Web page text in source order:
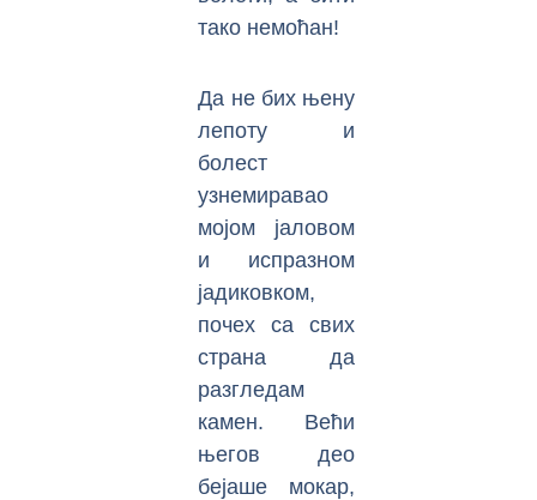
тако немоћан!
Да не бих њену
лепоту и
болест
узнемиравао
мојом јаловом
и испразном
јадиковком,
почех са свих
страна да
разгледам
камен. Већи
његов део
бејаше мокар,